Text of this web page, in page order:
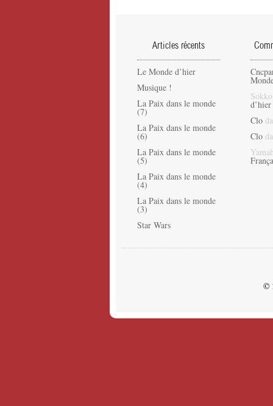
Articles récents
Le Monde d’hier
Musique !
La Paix dans le monde
(7)
La Paix dans le monde
(6)
La Paix dans le monde
(5)
La Paix dans le monde
(4)
La Paix dans le monde
(3)
Star Wars
Sokko
d’hier
Clo
Clo
©